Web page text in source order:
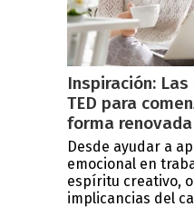
Inspiración:
TED para
forma renovada
Desde ayudar a
emocional en
espíritu creativo,
implicancias del